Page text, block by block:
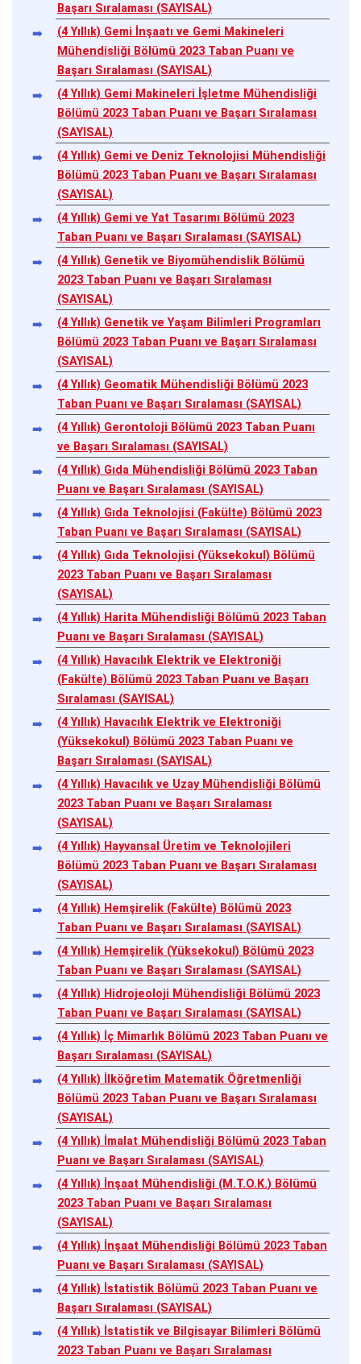
Başarı Sıralaması (SAYISAL)
(4 Yıllık) Gemi İnşaatı ve Gemi Makineleri
Mühendisliği Bölümü 2023 Taban Puanı ve
Başarı Sıralaması (SAYISAL)
(4 Yıllık) Gemi Makineleri İşletme Mühendisliği
Bölümü 2023 Taban Puanı ve Başarı Sıralaması
(SAYISAL)
(4 Yıllık) Gemi ve Deniz Teknolojisi Mühendisliği
Bölümü 2023 Taban Puanı ve Başarı Sıralaması
(SAYISAL)
(4 Yıllık) Gemi ve Yat Tasarımı Bölümü 2023
Taban Puanı ve Başarı Sıralaması (SAYISAL)
(4 Yıllık) Genetik ve Biyomühendislik Bölümü
2023 Taban Puanı ve Başarı Sıralaması
(SAYISAL)
(4 Yıllık) Genetik ve Yaşam Bilimleri Programları
Bölümü 2023 Taban Puanı ve Başarı Sıralaması
(SAYISAL)
(4 Yıllık) Geomatik Mühendisliği Bölümü 2023
Taban Puanı ve Başarı Sıralaması (SAYISAL)
(4 Yıllık) Gerontoloji Bölümü 2023 Taban Puanı
ve Başarı Sıralaması (SAYISAL)
(4 Yıllık) Gıda Mühendisliği Bölümü 2023 Taban
Puanı ve Başarı Sıralaması (SAYISAL)
(4 Yıllık) Gıda Teknolojisi (Fakülte) Bölümü 2023
Taban Puanı ve Başarı Sıralaması (SAYISAL)
(4 Yıllık) Gıda Teknolojisi (Yüksekokul) Bölümü
2023 Taban Puanı ve Başarı Sıralaması
(SAYISAL)
(4 Yıllık) Harita Mühendisliği Bölümü 2023 Taban
Puanı ve Başarı Sıralaması (SAYISAL)
(4 Yıllık) Havacılık Elektrik ve Elektroniği
(Fakülte) Bölümü 2023 Taban Puanı ve Başarı
Sıralaması (SAYISAL)
(4 Yıllık) Havacılık Elektrik ve Elektroniği
(Yüksekokul) Bölümü 2023 Taban Puanı ve
Başarı Sıralaması (SAYISAL)
(4 Yıllık) Havacılık ve Uzay Mühendisliği Bölümü
2023 Taban Puanı ve Başarı Sıralaması
(SAYISAL)
(4 Yıllık) Hayvansal Üretim ve Teknolojileri
Bölümü 2023 Taban Puanı ve Başarı Sıralaması
(SAYISAL)
(4 Yıllık) Hemşirelik (Fakülte) Bölümü 2023
Taban Puanı ve Başarı Sıralaması (SAYISAL)
(4 Yıllık) Hemşirelik (Yüksekokul) Bölümü 2023
Taban Puanı ve Başarı Sıralaması (SAYISAL)
(4 Yıllık) Hidrojeoloji Mühendisliği Bölümü 2023
Taban Puanı ve Başarı Sıralaması (SAYISAL)
(4 Yıllık) İç Mimarlık Bölümü 2023 Taban Puanı ve
Başarı Sıralaması (SAYISAL)
(4 Yıllık) İlköğretim Matematik Öğretmenliği
Bölümü 2023 Taban Puanı ve Başarı Sıralaması
(SAYISAL)
(4 Yıllık) İmalat Mühendisliği Bölümü 2023 Taban
Puanı ve Başarı Sıralaması (SAYISAL)
(4 Yıllık) İnşaat Mühendisliği (M.T.O.K.) Bölümü
2023 Taban Puanı ve Başarı Sıralaması
(SAYISAL)
(4 Yıllık) İnşaat Mühendisliği Bölümü 2023 Taban
Puanı ve Başarı Sıralaması (SAYISAL)
(4 Yıllık) İstatistik Bölümü 2023 Taban Puanı ve
Başarı Sıralaması (SAYISAL)
(4 Yıllık) İstatistik ve Bilgisayar Bilimleri Bölümü
2023 Taban Puanı ve Başarı Sıralaması